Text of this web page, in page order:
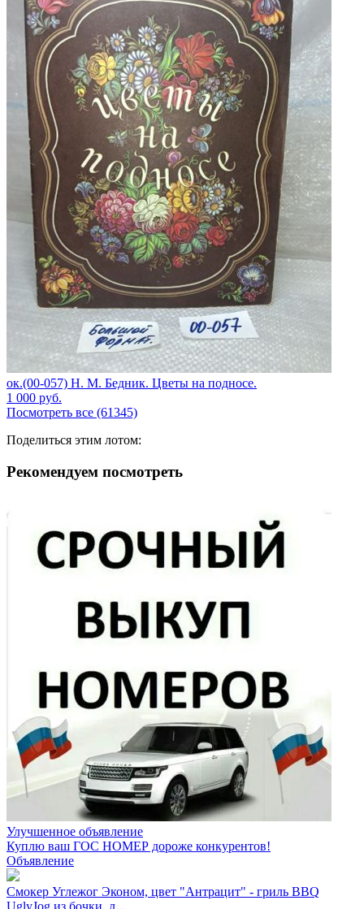
ок.(00-057) Н. М. Бедник. Цветы на подносе.
1 000 руб.
Посмотреть все (61345)
Поделиться этим лотом:
Рекомендуем посмотреть
Улучшенное объявление
Куплю ваш ГОС НОМЕР дороже конкурентов!
Объявление
Смокер Углежог Эконом, цвет "Антрацит" - гриль BBQ
UglyJog из бочки, л...